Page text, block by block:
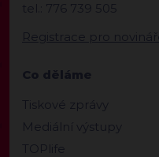
tel.: 776 739 505
Registrace pro novináře
Co děláme
Tiskové zprávy
Mediální výstupy
TOPlife